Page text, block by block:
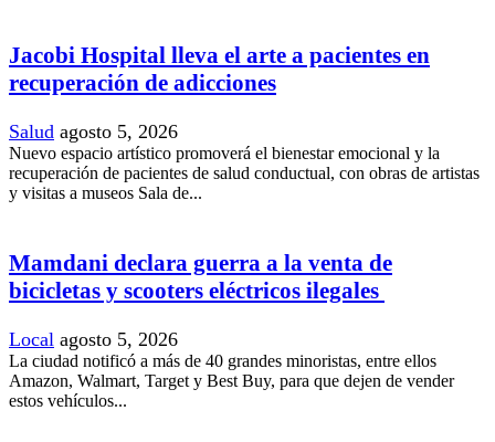
Jacobi Hospital lleva el arte a pacientes en
recuperación de adicciones
Salud agosto 5, 2026
Nuevo espacio artístico promoverá el bienestar emocional y la
recuperación de pacientes de salud conductual, con obras de artistas
y visitas a museos Sala de...
Mamdani declara guerra a la venta de
bicicletas y scooters eléctricos ilegales
Local agosto 5, 2026
La ciudad notificó a más de 40 grandes minoristas, entre ellos
Amazon, Walmart, Target y Best Buy, para que dejen de vender
estos vehículos...